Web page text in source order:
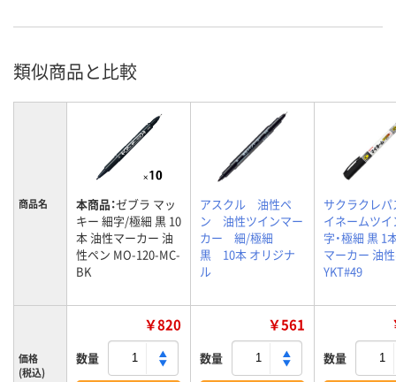
類似商品と比較
商品名 本商品：ゼブラ マッ
キー 細字/極細 黒 10
本 油性マーカー 油
性ペン MO-120-MC-
BK
アスクル 油性ペ
ン 油性ツインマー
カー 細/極細
黒 10本 オリジナ
ル
サクラクレパ
イネームツイ
字・極細 黒 1
マーカー 油
YKT#49
価格
(税込)
￥820
数量
￥561
数量 数量